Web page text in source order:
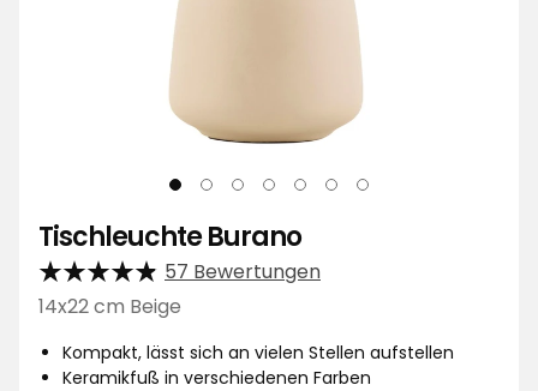
Tischleuchte Burano
57 Bewertungen
14x22 cm Beige
Kompakt, lässt sich an vielen Stellen aufstellen
Keramikfuß in verschiedenen Farben